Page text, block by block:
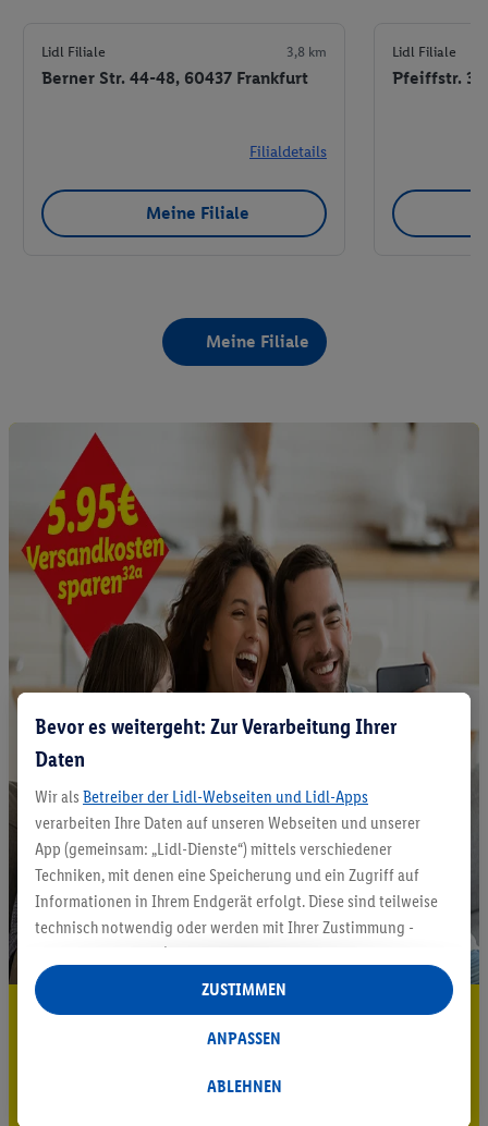
Lidl Filiale 3,8 km
Berner Str. 44-48, 60437 Frankfurt
Filialdetails
Meine Filiale
Lidl Filiale
Pfeiffstr. 3,
Meine Filiale
5.95 € Versand sparen³²ᵃ
Bevor es weitergeht: Zur Verarbeitung Ihrer
Daten
Wir als Betreiber der Lidl-Webseiten und Lidl-Apps
verarbeiten Ihre Daten auf unseren Webseiten und unserer
App (gemeinsam: „Lidl-Dienste“) mittels verschiedener
Techniken, mit denen eine Speicherung und ein Zugriff auf
Informationen in Ihrem Endgerät erfolgt. Diese sind teilweise
technisch notwendig oder werden mit Ihrer Zustimmung -
auch durch Partner (u.a.
Verantwortliche; im Zusammenhang mit dem IAB TCF
insgesamt
Statistik-Erstellung oder für personalisierte Werbung
Datenverarbeitungen für personalisierte Werbung werden
ABLEHNEN
ANPASSEN
ZUSTIMMEN